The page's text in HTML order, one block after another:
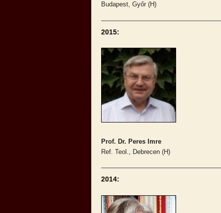
Budapest, Győr (H)
2015:
Prof. Dr. Peres Imre
Ref. Teol., Debrecen (H)
2014: